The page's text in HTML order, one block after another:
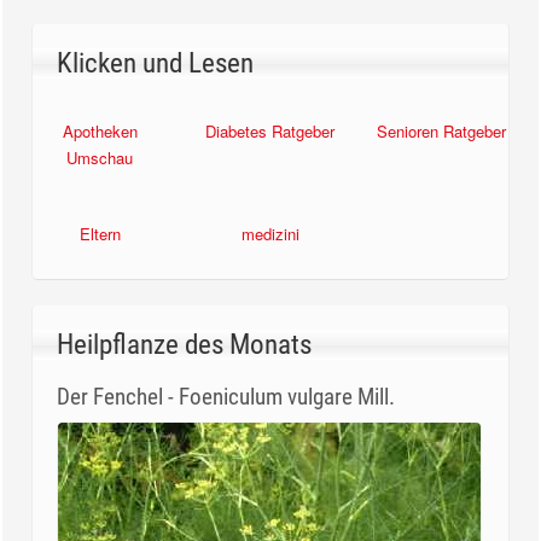
Klicken und Lesen
Apotheken
Umschau
Diabetes Ratgeber Senioren Ratgeber
Eltern medizini
Heilpflanze des Monats
Der Fenchel - Foeniculum vulgare Mill.